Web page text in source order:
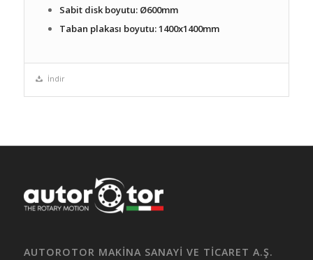
Sabit disk boyutu: Ø600mm
Taban plakası boyutu: 1400x1400mm
İndir
AUTOROTOR MAKİNA SANAYİ VE TİCARET A.Ş.